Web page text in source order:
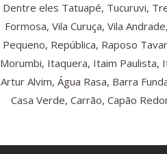
Dentre eles Tatuapé, Tucuruvi,
Formosa, Vila Curuça, Vila
Pequeno, República, Raposo
Morumbi, Itaquera, Itaim Paulista,
Artur Alvim, Água Rasa, Barra
Casa Verde, Carrão, Capão